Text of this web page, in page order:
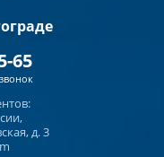
65
д. 3